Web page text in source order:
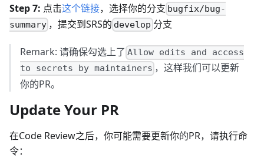
Step 7: 点击这个链接，选择你的分支 bugfix/bug-
summary ，提交到SRS的 develop 分支
Remark: 请确保勾选上了 Allow edits and access
to secrets by maintainers ，这样我们可以更新
你的PR。
Update Your PR
在Code Review之后，你可能需要更新你的PR，请执行命
令：